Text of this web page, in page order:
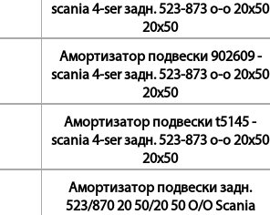
scania 4-ser задн. 523-873 o-o 20x50
20x50
Амортизатор подвески 902609 -
scania 4-ser задн. 523-873 o-o 20x50
20x50
Амортизатор подвески t5145 -
scania 4-ser задн. 523-873 o-o 20x50
20x50
Амортизатор подвески задн.
523/870 20 50/20 50 O/O Scania